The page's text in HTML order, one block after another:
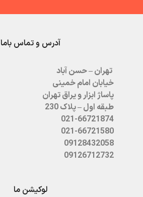
آدرس و تماس باما
تهران – حسن آباد
خیابان امام خمینی
پاساژ ابزار و یراق تهران
طبقه اول – پلاک 230
021-66721874
021-66721580
09128432058
09126712732
لوکیشن ما